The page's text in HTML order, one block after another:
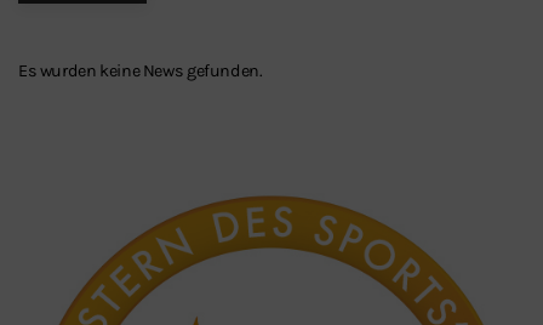
Es wurden keine News gefunden.